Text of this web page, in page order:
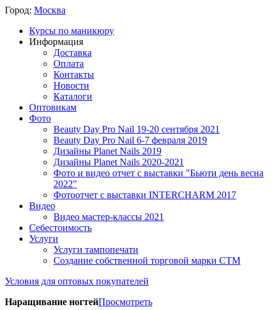
Город: Москва
Курсы по маникюру
Информация
Доставка
Оплата
Контакты
Новости
Каталоги
Оптовикам
Фото
Beauty Day Pro Nail 19-20 сентября 2021
Beauty Day Pro Nail 6-7 февраля 2019
Дизайны Planet Nails 2019
Дизайны Planet Nails 2020-2021
Фото и видео отчет с выставки "Бьюти день весна
2022"
Фотоотчет с выставки INTERCHARM 2017
Видео
Видео мастер-классы 2021
Себестоимость
Услуги
Услуги тампопечати
Создание собственной торговой марки СТМ
Условия для оптовых покупателей
Наращивание ногтейПросмотреть